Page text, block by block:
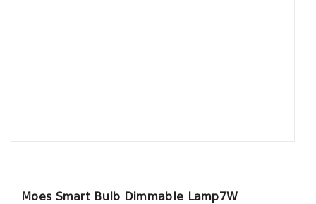
Moes Smart Bulb Dimmable Lamp7W